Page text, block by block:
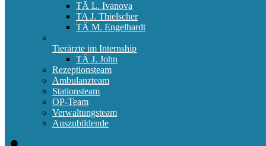
TÄ L. Ivanova
TA J. Thielscher
TÄ M. Engelhardt
Tierärzte im Internship
TÄ J. John
Rezeptionsteam
Ambulanzteam
Stationsteam
OP-Team
Verwaltungsteam
Auszubildende